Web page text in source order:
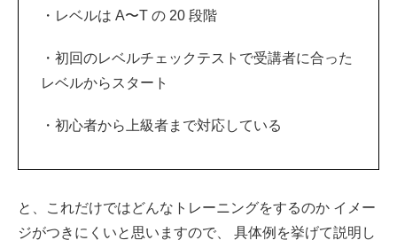
・レベルは A〜T の 20 段階
・初回のレベルチェックテストで受講者に合った
レベルからスタート
・初心者から上級者まで対応している
と、これだけではどんなトレーニングをするのか イメー
ジがつきにくいと思いますので、 具体例を挙げて説明し